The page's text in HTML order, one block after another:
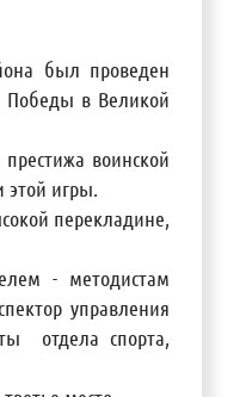
был проведен
Победы в Великой
воинской
этой игры.
перекладине,
- методистам
управления
отдела спорта,